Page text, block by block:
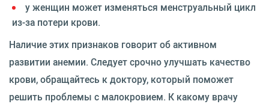
у женщин может изменяться менструальный цикл
из-за потери крови.
Наличие этих признаков говорит об активном
развитии анемии. Следует срочно улучшать качество
крови, обращайтесь к доктору, который поможет
решить проблемы с малокровием. К какому врачу